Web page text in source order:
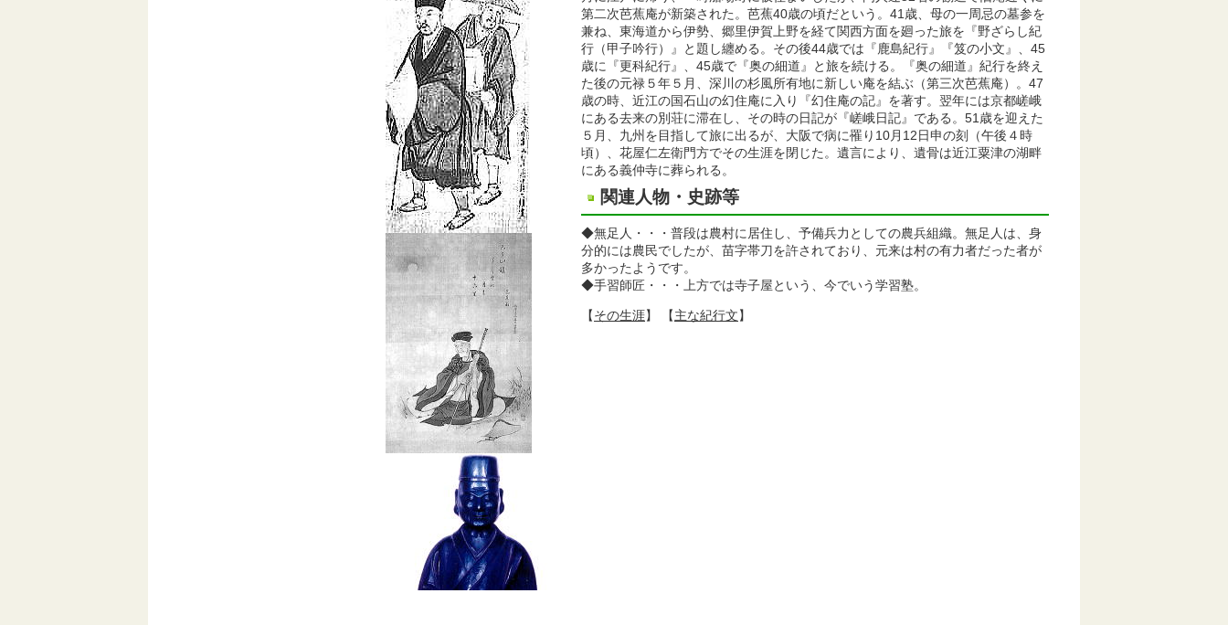
第二次芭蕉庵が新築された。芭蕉40歳の頃だという。41歳、母の一周忌の墓参を
兼ね、東海道から伊勢、郷里伊賀上野を経て関西方面を廻った旅を『野ざらし紀
行（甲子吟行）』と題し纏める。その後44歳では『鹿島紀行』『笈の小文』、45
歳に『更科紀行』、45歳で『奥の細道』と旅を続ける。『奥の細道』紀行を終え
た後の元禄５年５月、深川の杉風所有地に新しい庵を結ぶ（第三次芭蕉庵）。47
歳の時、近江の国石山の幻住庵に入り『幻住庵の記』を著す。翌年には京都嵯峨
にある去来の別荘に滞在し、その時の日記が『嵯峨日記』である。51歳を迎えた
５月、九州を目指して旅に出るが、大阪で病に罹り10月12日申の刻（午後４時
頃）、花屋仁左衛門方でその生涯を閉じた。遺言により、遺骨は近江粟津の湖畔
にある義仲寺に葬られる。
関連人物・史跡等
◆無足人・・・普段は農村に居住し、予備兵力としての農兵組織。無足人は、身
分的には農民でしたが、苗字帯刀を許されており、元来は村の有力者だった者が
多かったようです。
◆手習師匠・・・上方では寺子屋という、今でいう学習塾。
【その生涯】 【主な紀行文】